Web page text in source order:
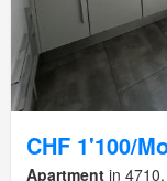
CHF 1'100/
Apartment in